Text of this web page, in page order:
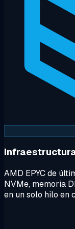
AMD EPYC de
NVMe, memoria
en un solo hilo en